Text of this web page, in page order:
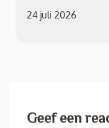
24 juli 2026
Geef een